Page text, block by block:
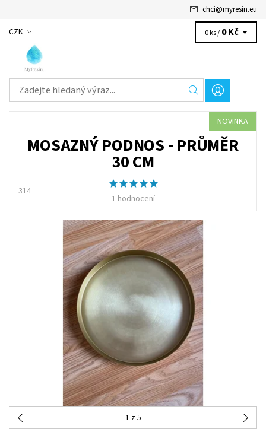
chci@myresin.eu
CZK 0 ks / 0 Kč
NOVINKA
MOSAZNÝ PODNOS - PRŮMĚR
30 CM
314
1 hodnocení
1 z 5